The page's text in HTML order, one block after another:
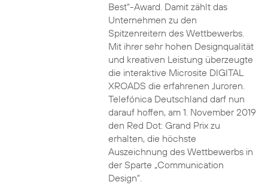
Best“-Award. Damit zählt das
Unternehmen zu den
Spitzenreitern des Wettbewerbs.
Mit ihrer sehr hohen Designqualität
und kreativen Leistung überzeugte
die interaktive Microsite DIGITAL
XROADS die erfahrenen Juroren.
Telefónica Deutschland darf nun
darauf hoffen, am 1. November 2019
den Red Dot: Grand Prix zu
erhalten, die höchste
Auszeichnung des Wettbewerbs in
der Sparte „Communication
Design“.